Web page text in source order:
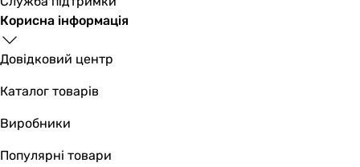
Корисна інформація
Довідковий центр
Каталог товарів
Виробники
Популярні товари